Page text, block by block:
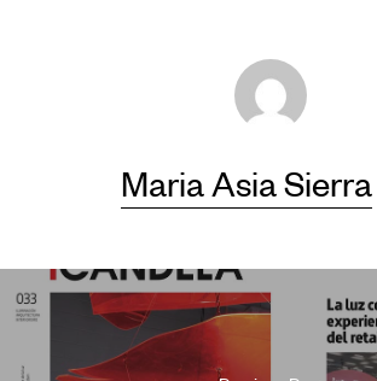
Maria Asia Sierra